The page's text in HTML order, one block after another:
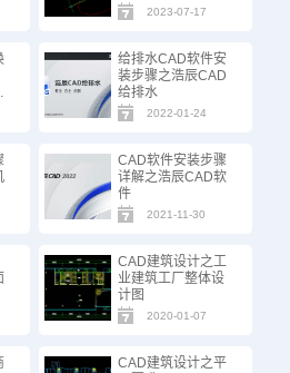
2023-07-17
给排水CAD软件安
装步骤之浩辰CAD
给排水
2022-01-24
CAD软件安装步骤
详解之浩辰CAD软
件
2021-11-30
CAD建筑设计之工
业建筑工厂整体设
计图
2020-01-07
CAD建筑设计之平